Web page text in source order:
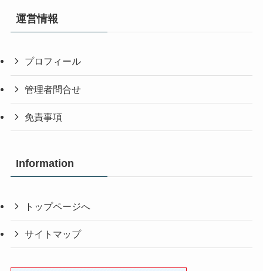
運営情報
プロフィール
管理者問合せ
免責事項
Information
トップページへ
サイトマップ